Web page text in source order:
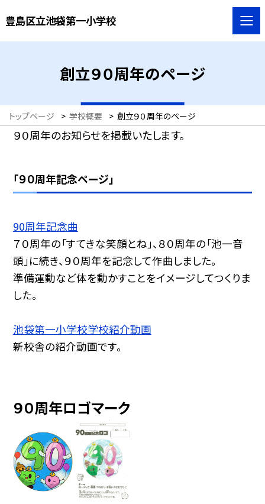
豊島区立池袋第一小学校
創立９０周年のページ
トップページ > 学校概要 > 創立９０周年のページ
９０周年のお知らせを掲載いたします。
「９０周年記念ページ」
90周年記念曲
７０周年の「すてきな笑顔とね」、８０周年の「池一音
頭」に続き、９０周年を記念して作曲しました。
準備運動など体を動かすことをイメージしてつくりま
した。
池袋第一小学校学校紹介動画
新校舎の紹介動画です。
９０周年ロゴマーク